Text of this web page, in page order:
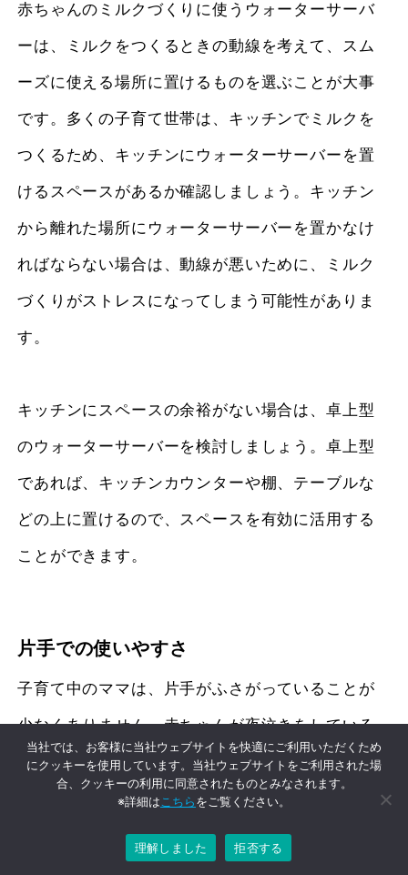
赤ちゃんのミルクづくりに使うウォーターサーバ
ーは、ミルクをつくるときの動線を考えて、スム
ーズに使える場所に置けるものを選ぶことが大事
です。多くの子育て世帯は、キッチンでミルクを
つくるため、キッチンにウォーターサーバーを置
けるスペースがあるか確認しましょう。キッチン
から離れた場所にウォーターサーバーを置かなけ
ればならない場合は、動線が悪いために、ミルク
づくりがストレスになってしまう可能性がありま
す。
キッチンにスペースの余裕がない場合は、卓上型
のウォーターサーバーを検討しましょう。卓上型
であれば、キッチンカウンターや棚、テーブルな
どの上に置けるので、スペースを有効に活用する
ことができます。
片手での使いやすさ
子育て中のママは、片手がふさがっていることが
少なくありません。赤ちゃんが夜泣きをしている
ときなどは、抱っこしながらミルクをつくらなけ
ればならないケースもあるでしょう。
当社では、お客様に当社ウェブサイトを快適にご利用いただくため
にクッキーを使用しています。当社ウェブサイトをご利用された場
合、クッキーの利用に同意されたものとみなされます。
※詳細は こちらをご覧ください。
理解しました 拒否する